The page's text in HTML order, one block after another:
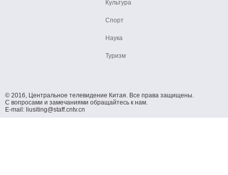
Культура
Спорт
Наука
Туризм
© 2016, Центральное телевидение Китая. Все права защищены.
С вопросами и замечаниями обращайтесь к нам.
E-mail: liusiting@staff.cntv.cn